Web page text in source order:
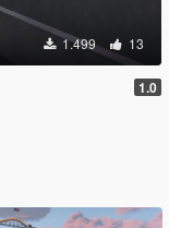
1.499 13
1.0